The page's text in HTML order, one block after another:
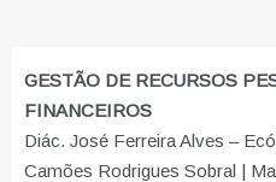
GESTÃO DE RECURSOS
FINANCEIROS
Diác. José Ferreira Alves –
Camões Rodrigues Sobral |